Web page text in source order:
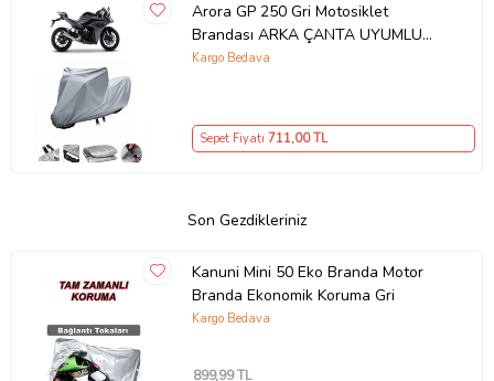
Arora GP 250 Gri Motosiklet
Brandası ARKA ÇANTA UYUMLU
DEĞİLDİR
Kargo Bedava
Sepet Fiyatı 711,00 TL
Son Gezdikleriniz
Kanuni Mini 50 Eko Branda Motor
Branda Ekonomik Koruma Gri
Kargo Bedava
899,99 TL